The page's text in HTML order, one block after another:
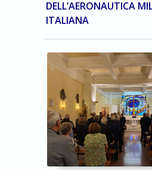
DELL’AERONAUTICA
ITALIANA